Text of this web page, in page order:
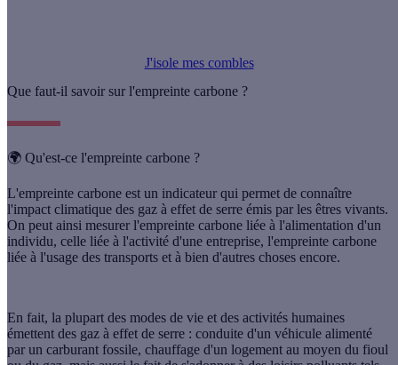
J'isole mes combles
Que faut-il savoir sur l'empreinte carbone ?
🌍 Qu'est-ce l'empreinte carbone ?
L'empreinte carbone est un indicateur qui permet de connaître
l'impact climatique des gaz à effet de serre émis par les êtres vivants.
On peut ainsi mesurer l'empreinte carbone liée à l'alimentation d'un
individu, celle liée à l'activité d'une entreprise, l'empreinte carbone
liée à l'usage des transports et à bien d'autres choses encore.
En fait, la plupart des modes de vie et des activités humaines
émettent des gaz à effet de serre : conduite d'un véhicule alimenté
par un carburant fossile, chauffage d'un logement au moyen du fioul